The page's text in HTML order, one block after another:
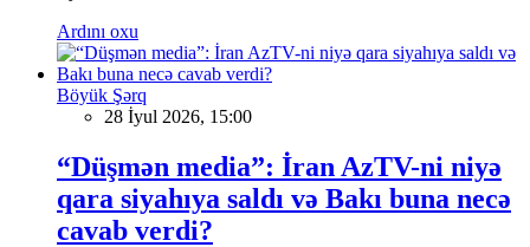
Ardını oxu
Böyük Şərq
28 İyul 2026, 15:00
“Düşmən media”: İran AzTV-ni niyə
qara siyahıya saldı və Bakı buna necə
cavab verdi?